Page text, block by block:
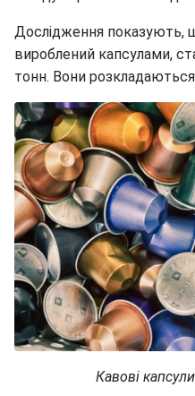
Дослідження показують,
вироблений капсулами,
тонн. Вони розкладаються
Кавові